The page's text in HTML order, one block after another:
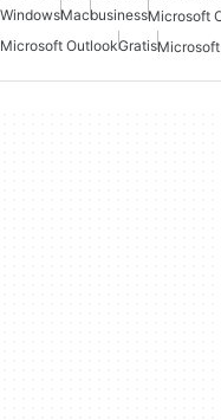
WindowsMacbusinessMicrosoft
Microsoft OutlookGratis